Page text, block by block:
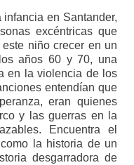
en Santander,
excéntricas que
niño crecer en un
años 60 y 70, una
en la violencia de los
entendían que
eran quienes
y las guerras en la
Encuentra el
la historia de un
desgarradora de